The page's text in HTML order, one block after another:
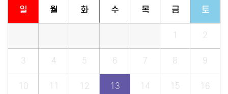
일 월 화 수 목 금 토
1 2
3 4 5 6 7 8 9
10 11 12 13 14 15 16